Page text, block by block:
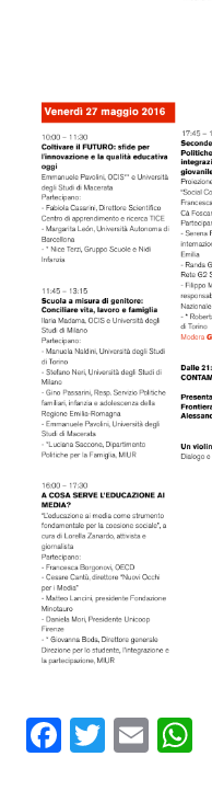
Facebook
Twitter
Email